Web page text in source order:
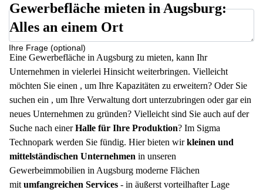
Ihre Frage (optional)
Gewerbefläche mieten in Augsburg:
Alles an einem Ort
Eine Gewerbefläche in Augsburg zu mieten, kann Ihr
Unternehmen in vielerlei Hinsicht weiterbringen. Vielleicht
möchten Sie einen , um Ihre Kapazitäten zu erweitern? Oder Sie
suchen ein , um Ihre Verwaltung dort unterzubringen oder gar ein
neues Unternehmen zu gründen? Vielleicht sind Sie auch auf der
Suche nach einerHalle für Ihre Produktion? Im Sigma
Technopark werden Sie fündig. Hier bieten wirkleinen und
mittelständischen Unternehmen in unseren
Gewerbeimmobilien in Augsburg moderne Flächen
mit umfangreichen Services - in äußerst vorteilhafter Lage